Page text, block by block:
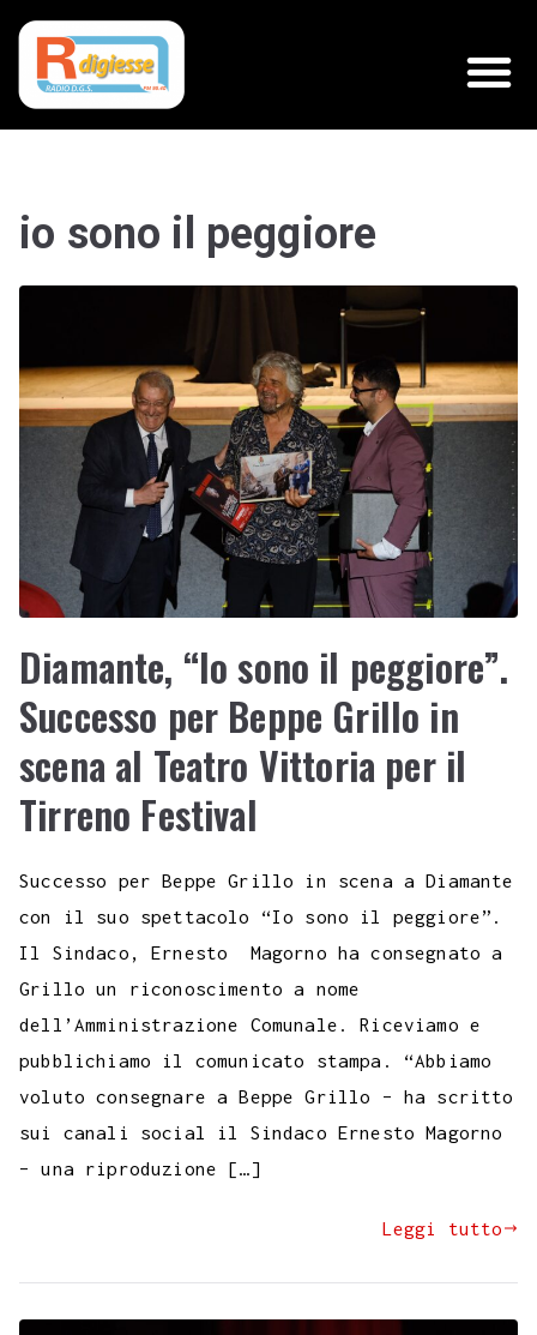
io sono il peggiore
Diamante, “Io sono il peggiore”.
Successo per Beppe Grillo in
scena al Teatro Vittoria per il
Tirreno Festival
Successo per Beppe Grillo in scena a Diamante
con il suo spettacolo “Io sono il peggiore”.
Il Sindaco, Ernesto Magorno ha consegnato a
Grillo un riconoscimento a nome
dell’Amministrazione Comunale. Riceviamo e
pubblichiamo il comunicato stampa. “Abbiamo
voluto consegnare a Beppe Grillo – ha scritto
sui canali social il Sindaco Ernesto Magorno
– una riproduzione […]
Leggi tutto